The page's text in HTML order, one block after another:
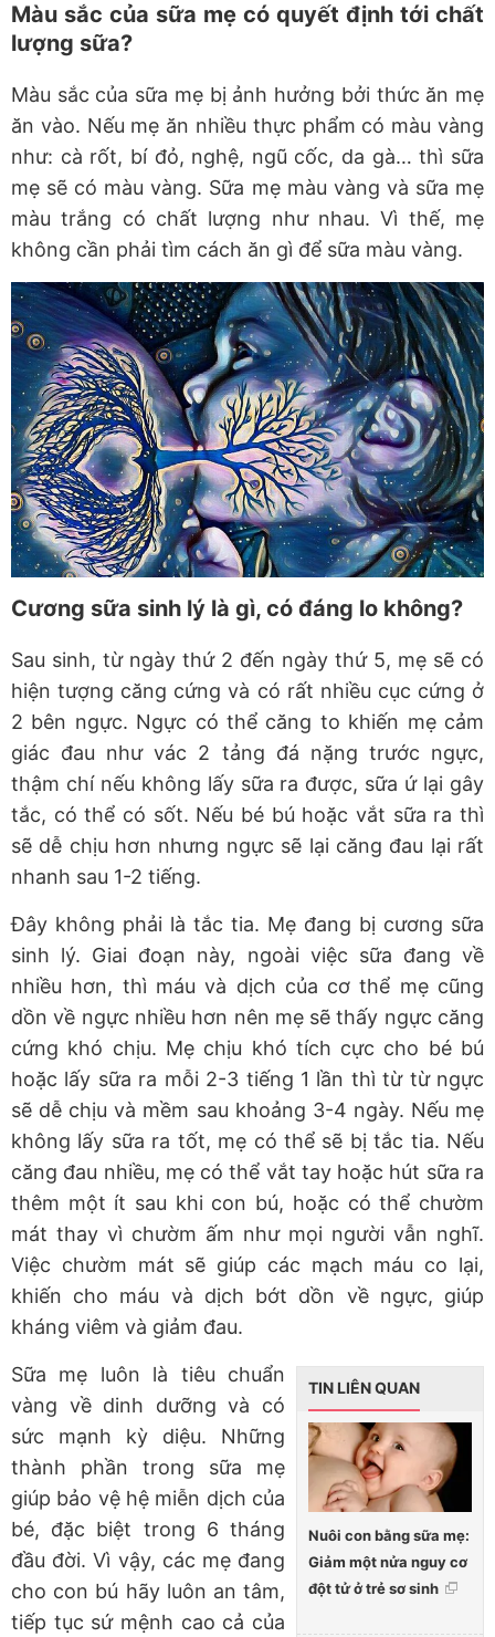
Màu sắc của sữa mẹ có quyết định tới chất
lượng sữa?
Màu sắc của sữa mẹ bị ảnh hưởng bởi thức ăn mẹ
ăn vào. Nếu mẹ ăn nhiều thực phẩm có màu vàng
như: cà rốt, bí đỏ, nghệ, ngũ cốc, da gà… thì sữa
mẹ sẽ có màu vàng. Sữa mẹ màu vàng và sữa mẹ
màu trắng có chất lượng như nhau. Vì thế, mẹ
không cần phải tìm cách ăn gì để sữa màu vàng.
Cương sữa sinh lý là gì, có đáng lo không?
Sau sinh, từ ngày thứ 2 đến ngày thứ 5, mẹ sẽ có
hiện tượng căng cứng và có rất nhiều cục cứng ở
2 bên ngực. Ngực có thể căng to khiến mẹ cảm
giác đau như vác 2 tảng đá nặng trước ngực,
thậm chí nếu không lấy sữa ra được, sữa ứ lại gây
tắc, có thể có sốt. Nếu bé bú hoặc vắt sữa ra thì
sẽ dễ chịu hơn nhưng ngực sẽ lại căng đau lại rất
nhanh sau 1-2 tiếng.
Đây không phải là tắc tia. Mẹ đang bị cương sữa
sinh lý. Giai đoạn này, ngoài việc sữa đang về
nhiều hơn, thì máu và dịch của cơ thể mẹ cũng
dồn về ngực nhiều hơn nên mẹ sẽ thấy ngực căng
cứng khó chịu. Mẹ chịu khó tích cực cho bé bú
hoặc lấy sữa ra mỗi 2-3 tiếng 1 lần thì từ từ ngực
sẽ dễ chịu và mềm sau khoảng 3-4 ngày. Nếu mẹ
không lấy sữa ra tốt, mẹ có thể sẽ bị tắc tia. Nếu
căng đau nhiều, mẹ có thể vắt tay hoặc hút sữa ra
thêm một ít sau khi con bú, hoặc có thể chườm
mát thay vì chườm ấm như mọi người vẫn nghĩ.
Việc chườm mát sẽ giúp các mạch máu co lại,
khiến cho máu và dịch bớt dồn về ngực, giúp
kháng viêm và giảm đau.
TIN LIÊN QUAN
Nuôi con bằng sữa mẹ:
Giảm một nửa nguy cơ
đột tử ở trẻ sơ sinh
Sữa mẹ luôn là tiêu chuẩn
vàng về dinh dưỡng và có
sức mạnh kỳ diệu. Những
thành phần trong sữa mẹ
giúp bảo vệ hệ miễn dịch của
bé, đặc biệt trong 6 tháng
đầu đời. Vì vậy, các mẹ đang
cho con bú hãy luôn an tâm,
tiếp tục sứ mệnh cao cả của